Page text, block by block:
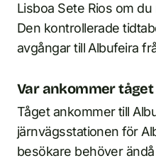
Lisboa Sete Rios om
Den kontrollerade
avgångar till Albufeira
Var ankommer tåget
Tåget ankommer till
järnvägsstationen för
besökare behöver